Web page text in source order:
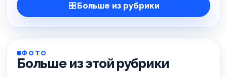
Больше из рубрики
ФОТО
Больше из этой рубрики